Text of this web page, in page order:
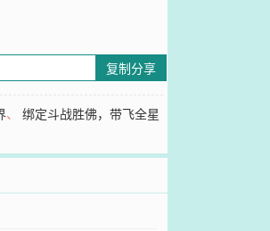
复制分享
、绑定斗战胜佛，带飞全星